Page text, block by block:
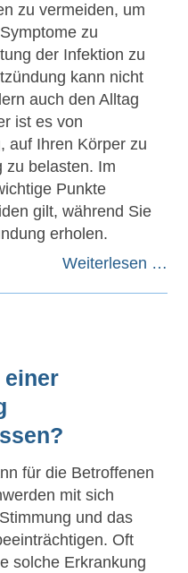
zu vermeiden, um
zu
der Infektion zu
kann nicht
auch den Alltag
ist es von
auf Ihren Körper zu
zu belasten. Im
Punkte
gilt, während Sie
erholen.
Weiterlesen …
einer
für die Betroffenen
mit sich
und das
Oft
solche Erkrankung